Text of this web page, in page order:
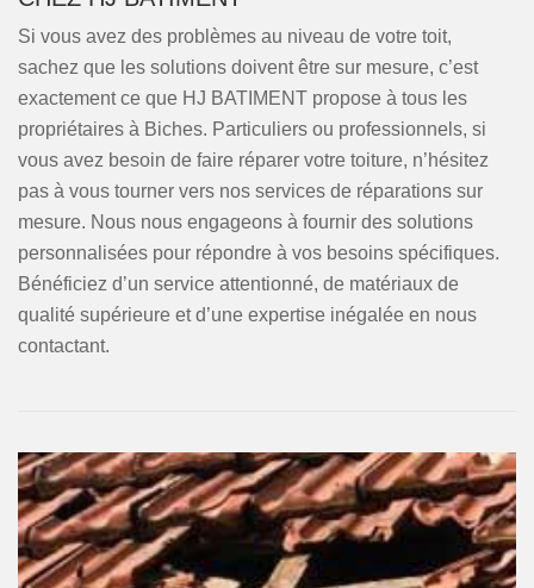
Si vous avez des problèmes au niveau de votre toit,
sachez que les solutions doivent être sur mesure, c’est
exactement ce que HJ BATIMENT propose à tous les
propriétaires à Biches. Particuliers ou professionnels, si
vous avez besoin de faire réparer votre toiture, n’hésitez
pas à vous tourner vers nos services de réparations sur
mesure. Nous nous engageons à fournir des solutions
personnalisées pour répondre à vos besoins spécifiques.
Bénéficiez d’un service attentionné, de matériaux de
qualité supérieure et d’une expertise inégalée en nous
contactant.